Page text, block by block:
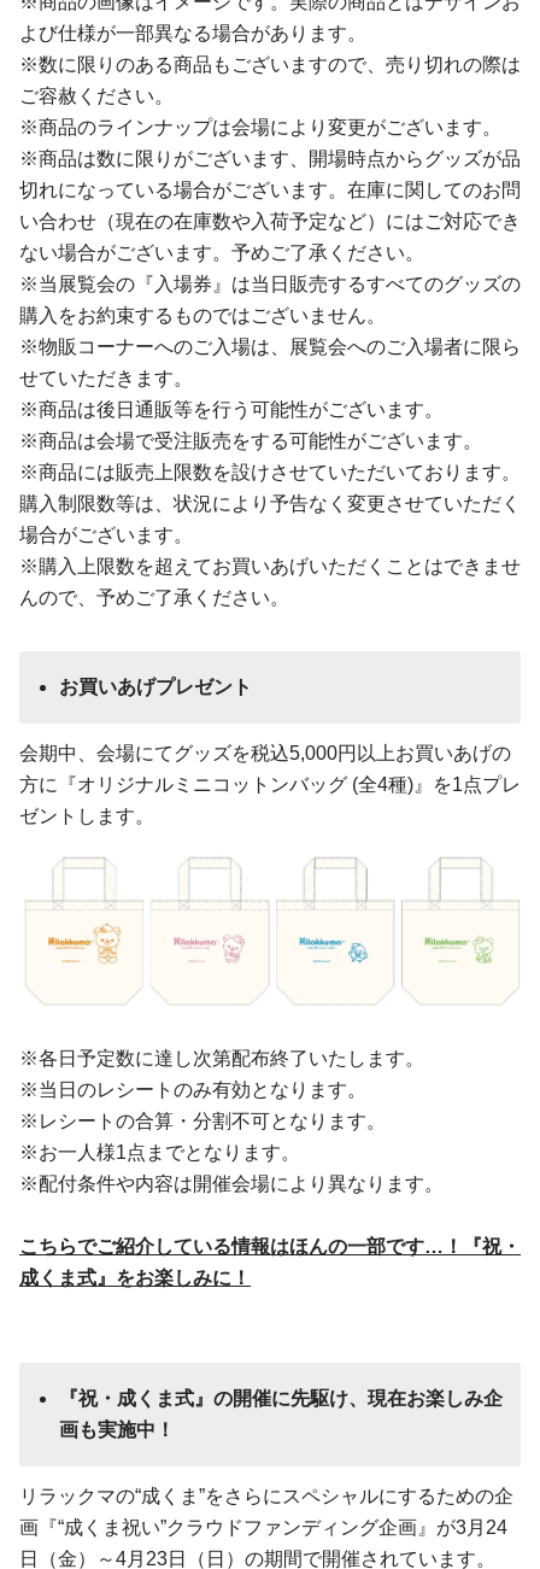
よび仕様が一部異なる場合があります。
※数に限りのある商品もございますので、売り切れの際は
ご容赦ください。
※商品のラインナップは会場により変更がございます。
※商品は数に限りがございます、開場時点からグッズが品
切れになっている場合がございます。在庫に関してのお問
い合わせ（現在の在庫数や入荷予定など）にはご対応でき
ない場合がございます。予めご了承ください。
※当展覧会の『入場券』は当日販売するすべてのグッズの
購入をお約束するものではございません。
※物販コーナーへのご入場は、展覧会へのご入場者に限ら
せていただきます。
※商品は後日通販等を行う可能性がございます。
※商品は会場で受注販売をする可能性がございます。
※商品には販売上限数を設けさせていただいております。
購入制限数等は、状況により予告なく変更させていただく
場合がございます。
※購入上限数を超えてお買いあげいただくことはできませ
んので、予めご了承ください。
お買いあげプレゼント
会期中、会場にてグッズを税込5,000円以上お買いあげの
方に『オリジナルミニコットンバッグ (全4種)』を1点プレ
ゼントします。
※各日予定数に達し次第配布終了いたします。
※当日のレシートのみ有効となります。
※レシートの合算・分割不可となります。
※お一人様1点までとなります。
※配付条件や内容は開催会場により異なります。
こちらでご紹介している情報はほんの一部です…！『祝・
成くま式』をお楽しみに！
『祝・成くま式』の開催に先駆け、現在お楽しみ企
画も実施中！
リラックマの“成くま”をさらにスペシャルにするための企
画『“成くま祝い”クラウドファンディング企画』が3月24
日（金）～4月23日（日）の期間で開催されています。